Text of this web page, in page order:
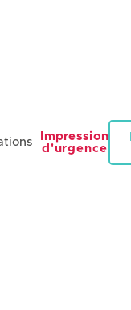
Impression
d'urgence